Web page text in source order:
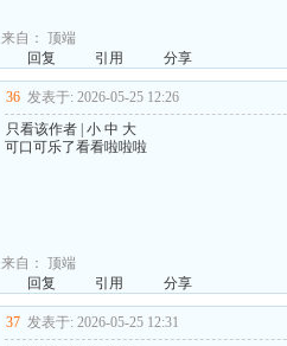
来自： 顶端
回复
引用 分享
36 发表于: 2026-05-25 12:26
只看该作者 小 中 大
可口可乐了看看啦啦啦
来自： 顶端
回复
引用 分享
37 发表于: 2026-05-25 12:31